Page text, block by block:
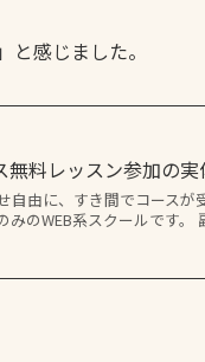
」と感じました。
無料レッスン参加の
自由に、すき間でコース
みのWEB系スクールです。